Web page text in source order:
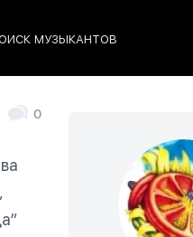
МУЗЫКАНТОВ
0